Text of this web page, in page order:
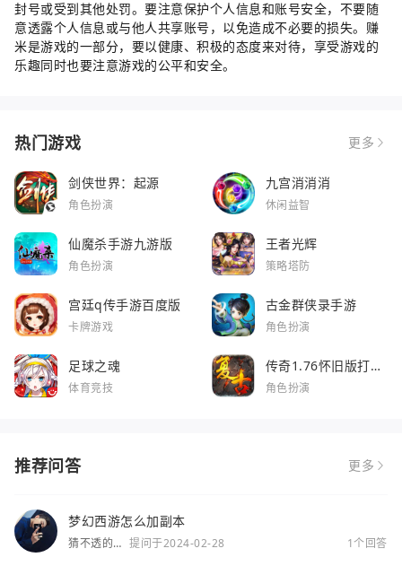
封号或受到其他处罚。要注意保护个人信息和账号安全，不要随
意透露个人信息或与他人共享账号，以免造成不必要的损失。赚
米是游戏的一部分，要以健康、积极的态度来对待，享受游戏的
乐趣同时也要注意游戏的公平和安全。
热门游戏 更多
剑侠世界：起源
角色扮演
九宫消消消
休闲益智
仙魔杀手游九游版
角色扮演
王者光辉
策略塔防
宫廷q传手游百度版
卡牌游戏
古金群侠录手游
角色扮演
足球之魂
体育竞技
传奇1.76怀旧版打金
服
角色扮演
推荐问答 更多
梦幻西游怎么加副本
猜不透的
提问于2024-02-28 1个回答